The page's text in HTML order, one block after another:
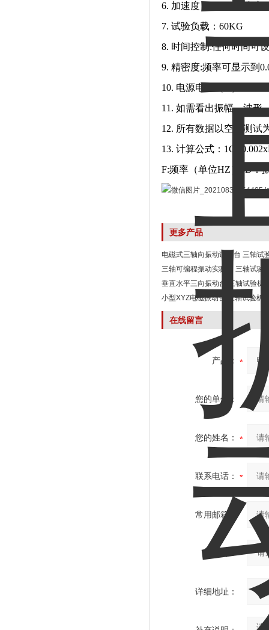
6. 加速度：10g（加速度
7. 试验负载：60KG
8. 时间控制:任何时间可
9. 精密度:频率可显示到
10. 电源电压（V）：
11. 如需看出振幅、波形
12. 所有数据以空载测试
13. 计算公式：
F:频率（单位HZ） D：
更多产品
电磁式三轴向振动试验台 三轴试
三轴可编程振动实验台 三轴试验
垂直水平三向振动台 三轴试验机
小型XYZ电磁振动台 三轴试验机
在线留言
产品：
您的单位：
您的姓名：
联系电话：
常用邮箱：
详细地址：